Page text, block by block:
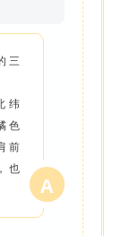
三
纬
色
前
也
A